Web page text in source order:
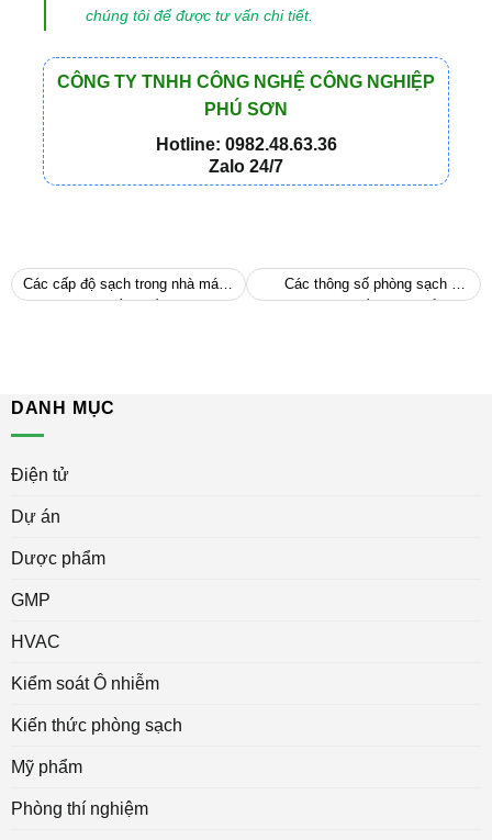
DANH MỤC
Điện tử
Dự án
Dược phẩm
GMP
HVAC
Kiểm soát Ô nhiễm
Kiến thức phòng sạch
Mỹ phẩm
Phòng thí nghiệm
chúng tôi để được tư vấn chi tiết.
CÔNG TY TNHH CÔNG NGHỆ CÔNG NGHIỆP
PHÚ SƠN
Hotline: 0982.48.63.36
Zalo 24/7
Các cấp độ sạch trong nhà máy
GMP mà bạn cần biết
Các thông số phòng sạch cơ
bản cần phải kiểm tra